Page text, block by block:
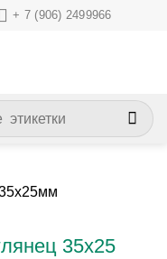
+ 7 (906) 2499966
35х25